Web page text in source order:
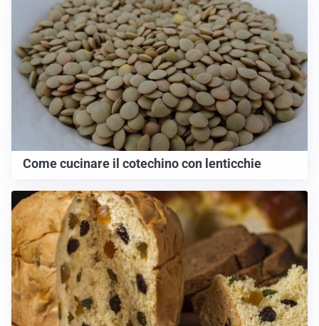
Come cucinare il cotechino con lenticchie